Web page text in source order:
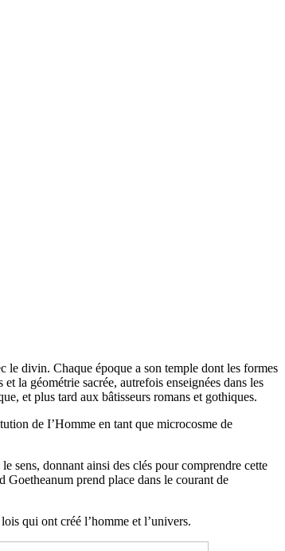
le divin. Chaque époque a son temple dont les formes
la géométrie sacrée, autrefois enseignées dans les
et plus tard aux bâtisseurs romans et gothiques.
de I’Homme en tant que microcosme de
sens, donnant ainsi des clés pour comprendre cette
prend place dans le courant de
qui ont créé l’homme et l’univers.